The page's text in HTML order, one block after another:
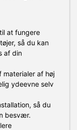
at fungere
så du kan
af din
materialer af høj
ydeevne selv
så du
besvær.